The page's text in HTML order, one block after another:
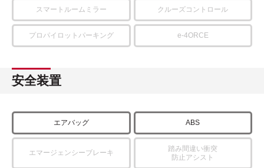
スマートルームミラー クルーズコントロール
プロパイロットパーキング e-4ORCE
安全装置
エアバッグ ABS
エマージェンシーブレーキ
踏み間違い衝突
防止アシスト